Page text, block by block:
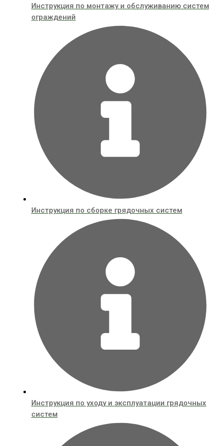
Инструкция по монтажу и обслуживанию систем
ограждений
Инструкция по сборке грядочных систем
Инструкция по уходу и эксплуатации грядочных
систем